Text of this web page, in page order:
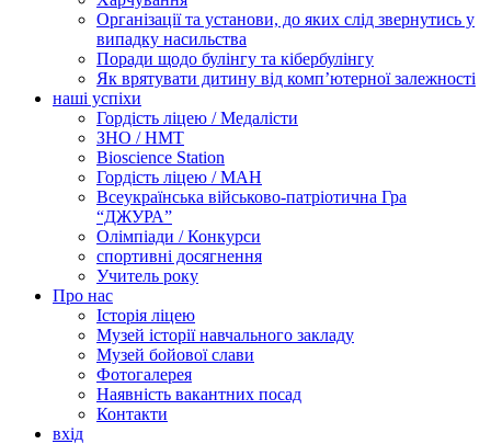
Організації та установи, до яких слід звернутись у
випадку насильства
Поради щодо булінгу та кібербулінгу
Як врятувати дитину від комп’ютерної залежності
наші успіхи
Гордість ліцею / Медалісти
ЗНО / НМТ
Bioscience Station
Гордість ліцею / МАН
Всеукраїнська військово-патріотична Гра
“ДЖУРА”
Олімпіади / Конкурси
спортивні досягнення
Учитель року
Про нас
Історія ліцею
Музей історії навчального закладу
Музей бойової слави
Фотогалерея
Наявність вакантних посад
Контакти
вхід